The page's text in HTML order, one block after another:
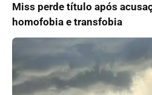
Miss perde título após
homofobia e transfobia